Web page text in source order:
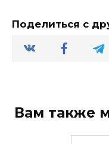
Поделиться с
Вам также